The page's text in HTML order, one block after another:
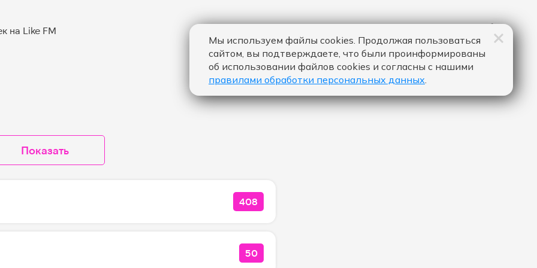
Показать
КОЛИЧЕСТВО ЛАЙКОВ ЗА "MORENITO - INNA":
408
КОЛИЧЕСТВО ЛАЙКОВ ЗА "OUT MY HEAD - TOPIC & A7S":
50
Мы используем файлы cookies. Продолжая пользоваться
сайтом, вы подтверждаете, что были проинформированы
об использовании файлов cookies и согласны с нашими
правилами обработки персональных данных.